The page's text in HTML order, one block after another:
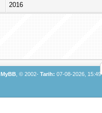
2016
Tarih: 07-08-2026, 15:49
MyBB, © 2002-